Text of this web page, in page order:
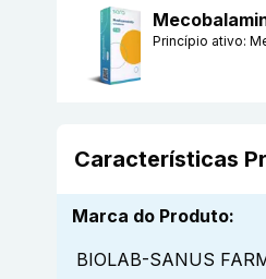
Princípio ativo:
Características
Marca do Produto:
BIOLAB-SANUS